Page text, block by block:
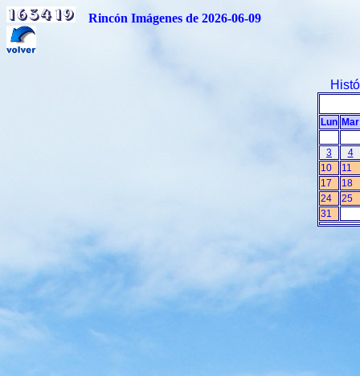
Rincón Imágenes de 2026-06-09
Lun Mar
3
4
10
11
17
18
24
25
31